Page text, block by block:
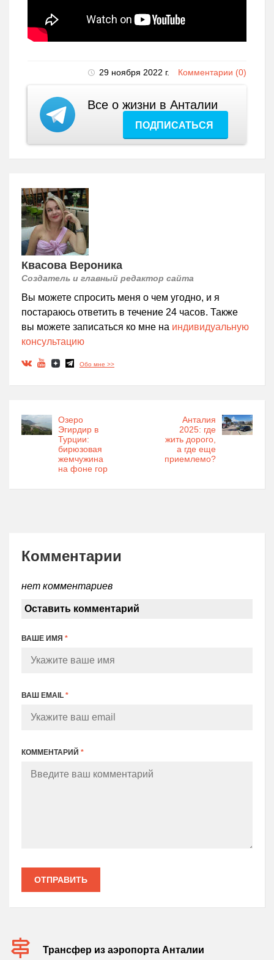
29 ноября 2022 г. Комментарии (0)
Все о жизни в Анталии
ПОДПИСАТЬСЯ
Квасова Вероника
Создатель и главный редактор сайта
Вы можете спросить меня о чем угодно, и я
постараюсь ответить в течение 24 часов. Также
вы можете записаться ко мне на индивидуальную
консультацию
Обо мне >>
Озеро
Эгирдир в
Турции:
бирюзовая
жемчужина
на фоне гор
Анталия
2025: где
жить дорого,
а где еще
приемлемо?
Комментарии
нет комментариев
Оставить комментарий
ВАШЕ ИМЯ *
ВАШ EMAIL *
КОММЕНТАРИЙ *
ОТПРАВИТЬ
Трансфер из аэропорта Анталии